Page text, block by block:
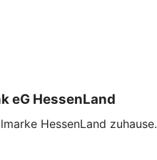
eG HessenLand
HessenLand zuhause.